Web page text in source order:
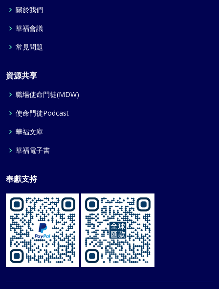
關於我們
華福會議
常見問題
資源共享
職場使命門徒(MDW)
使命門徒Podcast
華福文庫
華福電子書
奉獻支持